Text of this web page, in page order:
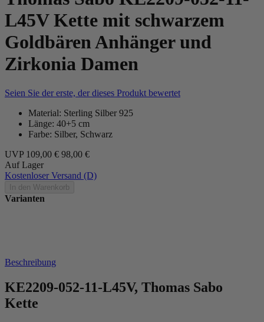
L45V Kette mit schwarzem
Goldbären Anhänger und
Zirkonia Damen
Seien Sie der erste, der dieses Produkt bewertet
Material: Sterling Silber 925
Länge: 40+5 cm
Farbe: Silber, Schwarz
UVP 109,00 € 98,00 €
Auf Lager
Kostenloser Versand (D)
In den Warenkorb
Varianten
Beschreibung
KE2209-052-11-L45V, Thomas Sabo
Kette